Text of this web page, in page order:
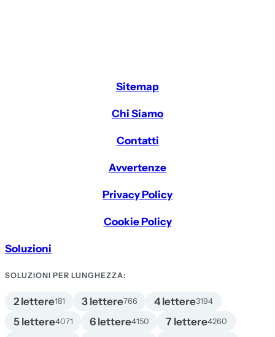
Sitemap
Chi Siamo
Contatti
Avvertenze
Privacy Policy
Cookie Policy
Soluzioni
SOLUZIONI PER LUNGHEZZA:
2 lettere181 3 lettere766 4 lettere3194
5 lettere4071 6 lettere4150 7 lettere4260